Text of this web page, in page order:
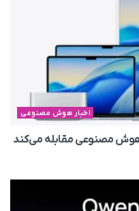
اخبار هوش مصنوعی
مصنوعی مقابله می‌کند